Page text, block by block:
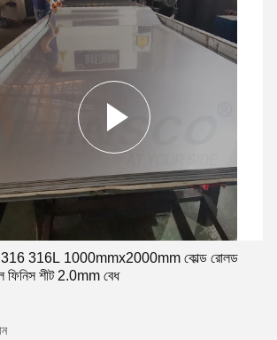
316 316L 1000mmx2000mm কোল্ড রোলড
ফিনিস শীট 2.0mm বেধ